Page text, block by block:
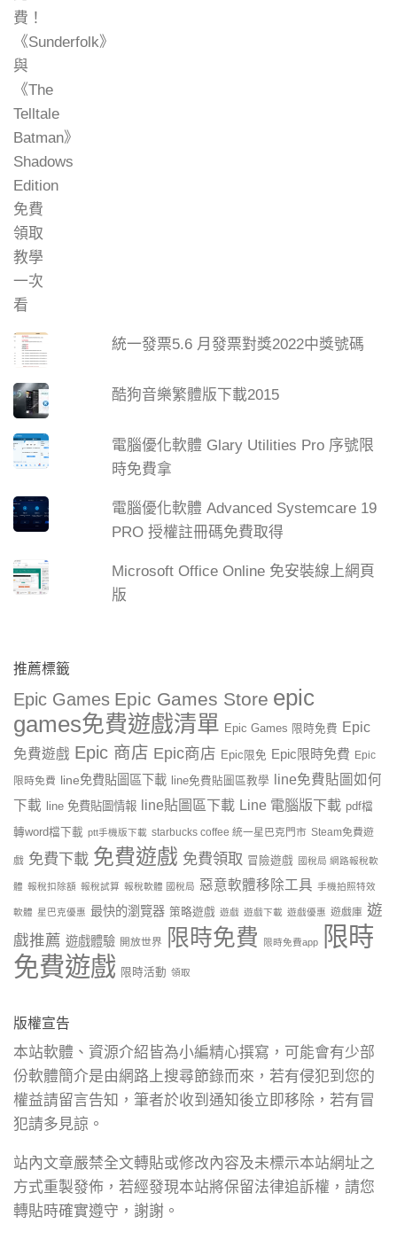
統一發票5.6 月發票對獎2022中獎號碼
酷狗音樂繁體版下載2015
電腦優化軟體 Glary Utilities Pro 序號限
時免費拿
電腦優化軟體 Advanced Systemcare 19
PRO 授權註冊碼免費取得
Microsoft Office Online 免安裝線上網頁
版
推薦標籤
Epic Games Epic Games Store epic
games免費遊戲清單 Epic Games 限時免費 Epic
免費遊戲 Epic 商店 Epic商店 Epic限免 Epic限時免費 Epic
限時免費 line免費貼圖區下載 line免費貼圖區教學
line免費貼圖如何
下載
line 免費貼圖情報 line貼圖區下載 Line 電腦版下載 pdf檔
轉word檔下載 ptt手機版下載 starbucks coffee 統一星巴克門市 Steam免費遊
戲 免費下載 免費遊戲 免費領取 冒險遊戲 國稅局 網路報稅軟
體 報稅扣除額 報稅試算 報稅軟體 國稅局 惡意軟體移除工具 手機拍照特效
軟體 星巴克優惠 最快的瀏覽器 策略遊戲 遊戲 遊戲下載 遊戲優惠 遊戲庫 遊
戲推薦 遊戲體驗 開放世界 限時免費 限時免費app
限時
免費遊戲 限時活動 領取
版權宣告
本站軟體、資源介紹皆為小編精心撰寫，可能會有少部
份軟體簡介是由網路上搜尋節錄而來，若有侵犯到您的
權益請留言告知，筆者於收到通知後立即移除，若有冒
犯請多見諒。
站內文章嚴禁全文轉貼或修改內容及未標示本站網址之
方式重製發佈，若經發現本站將保留法律追訴權，請您
轉貼時確實遵守，謝謝。